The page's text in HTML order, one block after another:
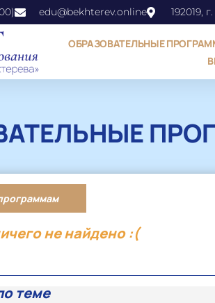
edu@bekhterev.online 192019,
ОБРАЗОВАТЕЛЬНЫЕ
не найдено :(
теме